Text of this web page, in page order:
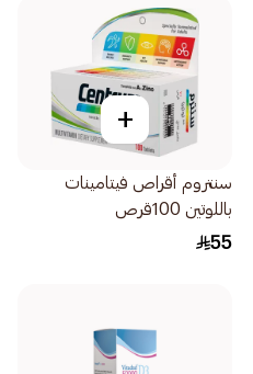
+
سنتروم أقراص فيتامينات
باللوتين 100قرص
55